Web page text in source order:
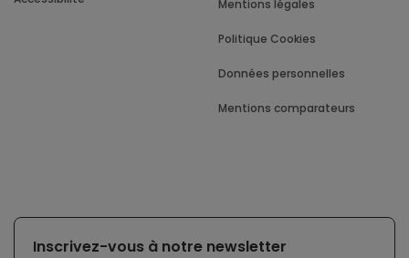
Mentions légales
Politique Cookies
Données personnelles
Mentions comparateurs
Inscrivez-vous à notre newsletter